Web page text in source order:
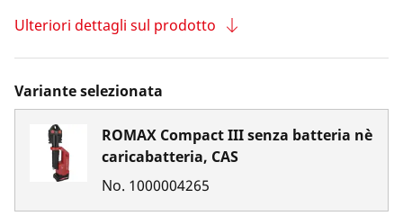
Ulteriori dettagli sul prodotto
Variante selezionata
ROMAX Compact III senza batteria nè
caricabatteria, CAS
No. 1000004265